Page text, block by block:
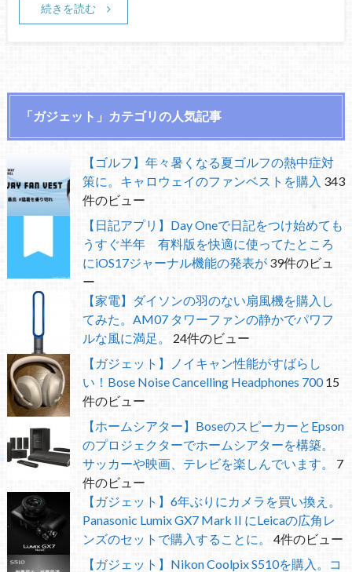
続きを読む
「ガジェット」カテゴリの人気記事
【ゴルフ】年々暑くなる夏ゴルフの熱中症対
策に。キャロウェイのファンベストを購入 343
件のビュー
【日記アプリ】Day Oneで日記をつけ始めても
うすぐ半年 有料版を快適に使ってたところ
にiOS17ジャーナル機能の発表が 39件のビュ
ー
【家電】ダイソンの羽のない扇風機を購入し
てみた。AM07 タワーファンの静かでパワフ
ルな風に満足。
24件のビュー
【ガジェット】ノイキャン性能がすばらし
い！Bose Noise Cancelling Headphones 700 15
件のビュー
【ホームシアター】BoseのスピーカーとEpson
のプロジェクターでホームシアターを構築。
サッカーや映画、テレビを楽しんでいます。
7
件のビュー
【ガジェット】6年ぶりにカメラを買い換え。
Panasonic Lumix GX7 Mark II にLeicaの広角レ
ンズのセットで購入することに。
4件のビュー
【ガジェット】Nikon Coolpix S510を購入。コ